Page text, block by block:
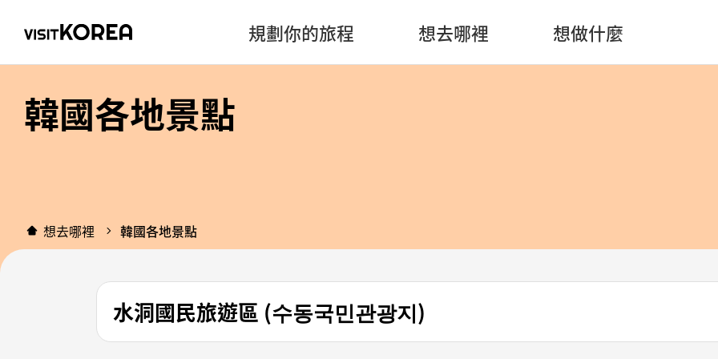
規劃你的旅程 想去哪裡 想做什麼
韓國各地景點
想去哪裡 韓國各地景點
水洞國民旅遊區 (수동국민관광지)